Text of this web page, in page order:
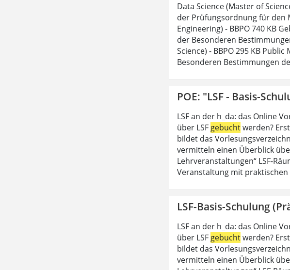
Data Science (Master of
der Prüfungsordnung für den
Engineering) - BBPO 740 KB
der Besonderen
Science) - BBPO 295 KB
Besonderen Bestimmungen
POE: "LSF - Basis-
LSF an der h_da: das Online
über LSF gebuchtwerden?
bildet das
vermitteln einen Überblick
Lehrveranstaltungen“ LSF-
Veranstaltung mit praktischen
LSF-Basis-Schulung
LSF an der h_da: das Online
über LSF gebuchtwerden?
bildet das
vermitteln einen Überblick